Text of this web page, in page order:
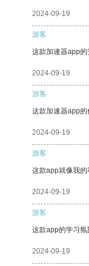
2024-09-19
游客
这款加速器app的
2024-09-19
游客
这款加速器app的
2024-09-19
游客
这款app就像我的
2024-09-19
游客
这款app的学习氛
2024-09-19